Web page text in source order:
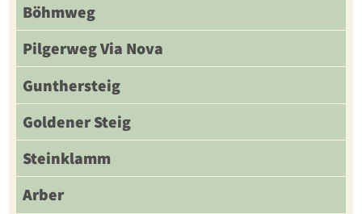
Böhmweg
Pilgerweg Via Nova
Gunthersteig
Goldener Steig
Steinklamm
Arber